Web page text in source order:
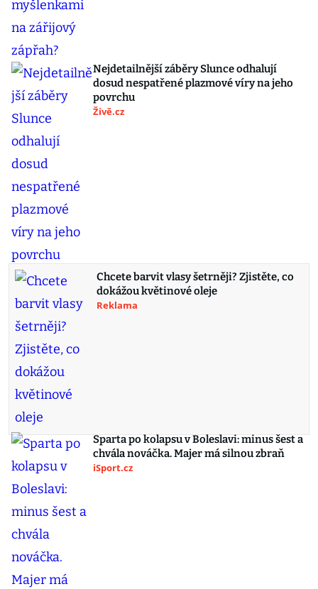
Nejdetailnější záběry Slunce odhalují
dosud nespatřené plazmové víry na jeho
povrchu
Živě.cz
Chcete barvit vlasy šetrněji? Zjistěte, co
dokážou květinové oleje
Reklama
Sparta po kolapsu v Boleslavi: minus šest a
chvála nováčka. Majer má silnou zbraň
iSport.cz